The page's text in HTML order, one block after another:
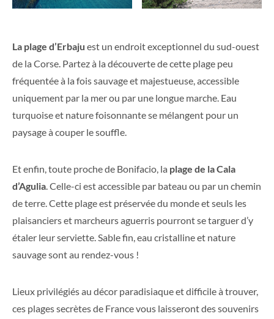
La plage d’Erbaju est un endroit exceptionnel du sud-ouest
de la Corse. Partez à la découverte de cette plage peu
fréquentée à la fois sauvage et majestueuse, accessible
uniquement par la mer ou par une longue marche. Eau
turquoise et nature foisonnante se mélangent pour un
paysage à couper le souffle.
Et enfin,toute proche de Bonifacio, la plage de la Cala
d’Agulia. Celle-ci est accessible par bateau ou par un chemin
de terre. Cette plage est préservée du monde et seuls les
plaisanciers et marcheurs aguerris pourront se targuer d’y
étaler leur serviette. Sable fin, eau cristalline et nature
sauvage sont au rendez-vous !
Lieux privilégiés au décor paradisiaque et difficile à trouver,
ces plages secrètes de France vous laisseront des souvenirs